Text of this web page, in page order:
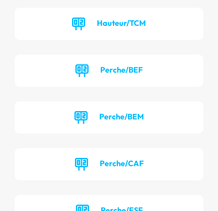
Hauteur/TCM
Perche/BEF
Perche/BEM
Perche/CAF